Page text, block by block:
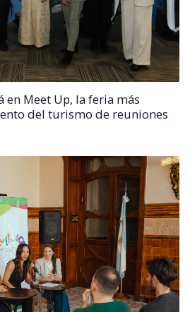
Meet Up, la feria más
del turismo de reuniones